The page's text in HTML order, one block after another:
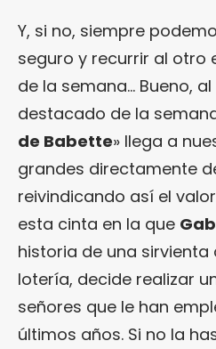
Y, si no, siempre
seguro y recurrir al otro
de la semana… Bueno,
destacado de la
de Babette» llega a
grandes directamente
reivindicando así el
esta cinta en la que
historia de una
lotería, decide realizar
señores que le han
últimos años. Si no la